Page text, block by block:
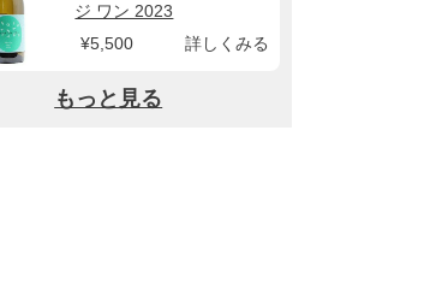
ジ ワン 2023
¥5,500
詳しくみる
もっと見る